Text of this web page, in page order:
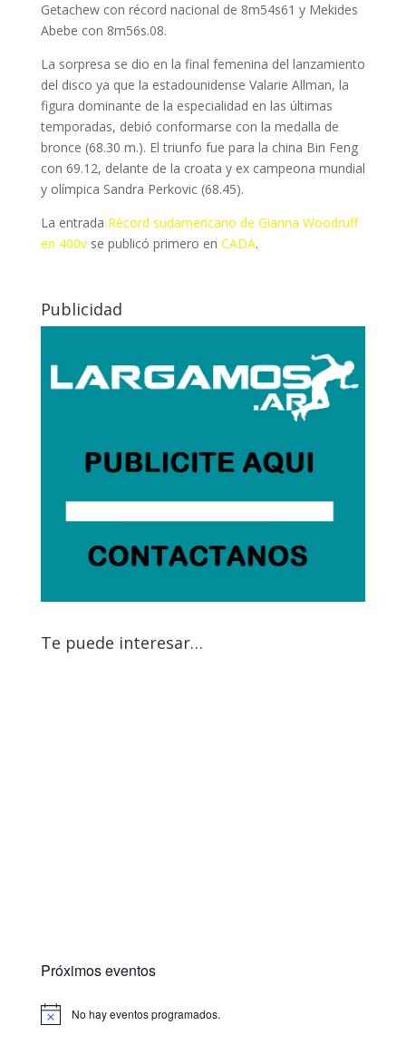
Getachew con récord nacional de 8m54s61 y Mekides
Abebe con 8m56s.08.
La sorpresa se dio en la final femenina del lanzamiento
del disco ya que la estadounidense Valarie Allman, la
figura dominante de la especialidad en las últimas
temporadas, debió conformarse con la medalla de
bronce (68.30 m.). El triunfo fue para la china Bin Feng
con 69.12, delante de la croata y ex campeona mundial
y olímpica Sandra Perkovic (68.45).
La entrada Récord sudamericano de Gianna Woodruff
en 400vse publicó primero en CADA.
Publicidad
Te puede interesar…
Próximos eventos
No hay eventos programados.